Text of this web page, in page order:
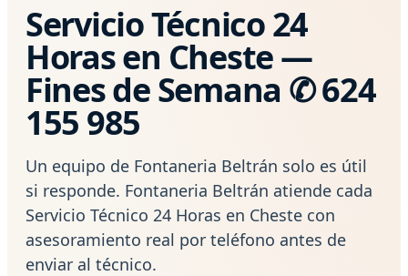
Servicio Técnico 24
Horas en Cheste —
Fines de Semana ✆ 624
155 985
Un equipo de Fontaneria Beltrán solo es útil
si responde. Fontaneria Beltrán atiende cada
Servicio Técnico 24 Horas en Cheste con
asesoramiento real por teléfono antes de
enviar al técnico.